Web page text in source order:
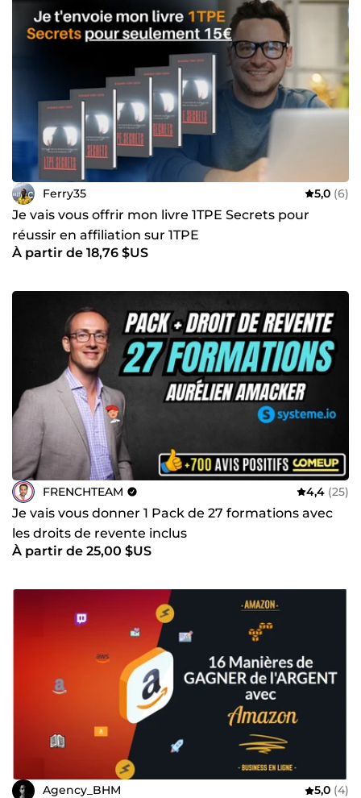
Ferry35 5,0 (6)
Je vais vous offrir mon livre 1TPE Secrets pour
réussir en affiliation sur 1TPE
À partir de 18,76 $US
FRENCHTEAM 4,4 (25)
Je vais vous donner 1 Pack de 27 formations avec
les droits de revente inclus
À partir de 25,00 $US
Agency_BHM 5,0 (4)